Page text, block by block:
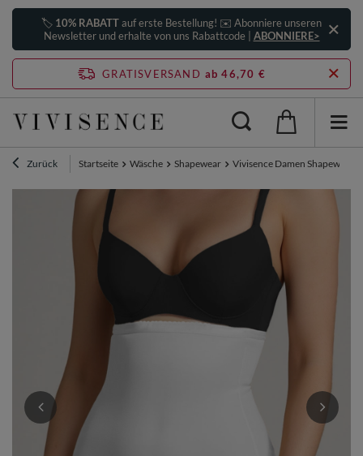
🏷️ 10% RABATTauf erste Bestellung! ✉️ Abonniere unseren
Newsletter und erhalte von uns Rabattcode | ABONNIERE>
GRATISVERSAND ab 46,70 €
Zurück Startseite Wäsche Shapewear Vivisence Damen Shapewear